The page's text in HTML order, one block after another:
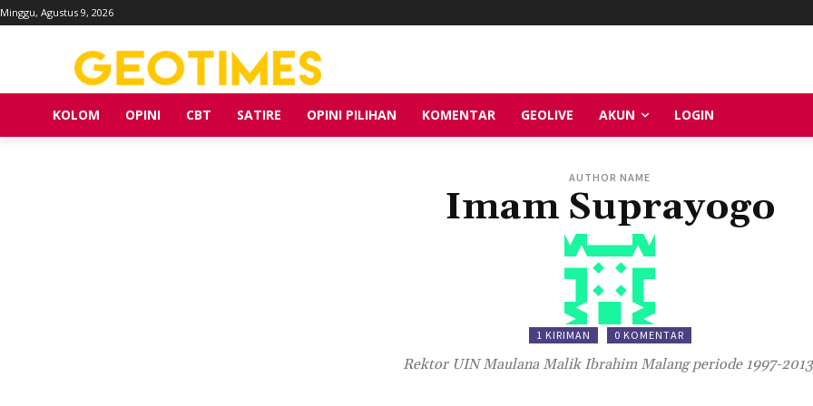
Minggu, Agustus 9, 2026
KOLOM OPINI CBT SATIRE OPINI PILIHAN KOMENTAR GEOLIVE AKUN LOGIN
AUTHOR NAME
Imam Suprayogo
1 KIRIMAN 0 KOMENTAR
Rektor UIN Maulana Malik Ibrahim Malang periode 1997-